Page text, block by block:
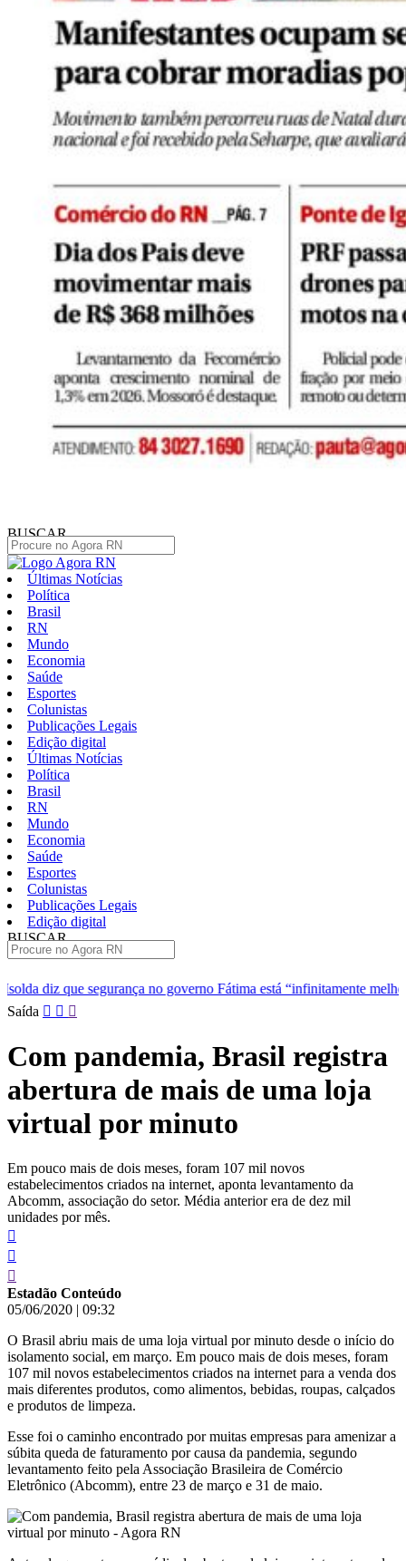
BUSCAR
Últimas Notícias
Política
Brasil
RN
Mundo
Economia
Saúde
Esportes
Colunistas
Publicações Legais
Edição digital
Últimas Notícias
Política
Brasil
RN
Mundo
Economia
Saúde
Esportes
Colunistas
Publicações Legais
Edição digital
BUSCAR
no governo Fátima está “infinitamente melhor”
TJRN
Pular
conteúdo
Saída
Com pandemia, Brasil registra
abertura de mais de uma loja
virtual por minuto
Em pouco mais de dois meses, foram 107 mil novos
estabelecimentos criados na internet, aponta levantamento da
Abcomm, associação do setor. Média anterior era de dez mil
unidades por mês.
Estadão Conteúdo
05/06/2020 | 09:32
O Brasil abriu mais de uma loja virtual por minuto desde o início do
isolamento social, em março. Em pouco mais de dois meses, foram
107 mil novos estabelecimentos criados na internet para a venda dos
mais diferentes produtos, como alimentos, bebidas, roupas, calçados
e produtos de limpeza.
Esse foi o caminho encontrado por muitas empresas para amenizar a
súbita queda de faturamento por causa da pandemia, segundo
levantamento feito pela Associação Brasileira de Comércio
Eletrônico (Abcomm), entre 23 de março e 31 de maio.